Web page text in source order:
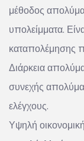
μέθοδος
υπολείμματα.
καταπολέμησης
Διάρκεια
συνεχής
ελέγχους.
Υψηλή